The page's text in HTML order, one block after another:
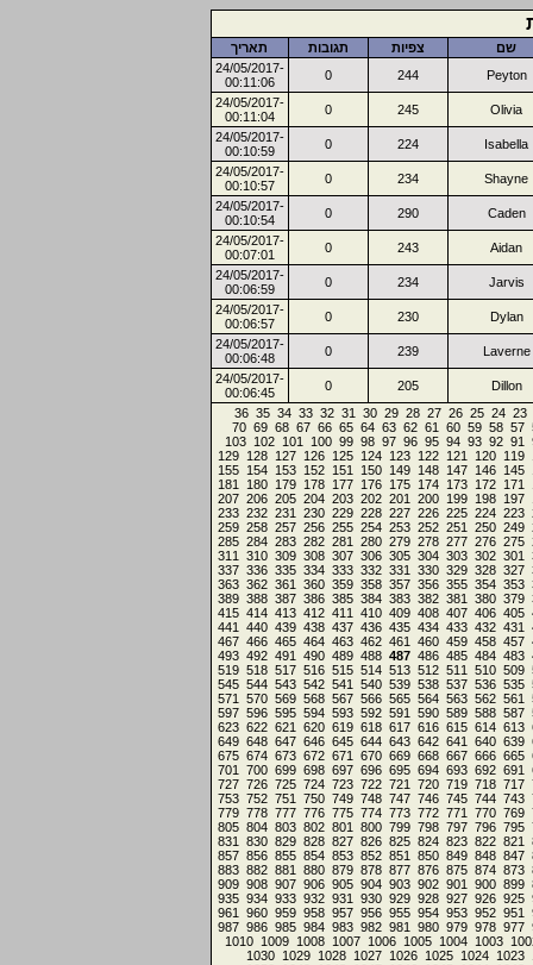
שם צפיות תגובות
תאריך
Peyton
244
0
24/05/2017-
00:11:06
Olivia
245
0
24/05/2017-
00:11:04
Isabella
224
0
24/05/2017-
00:10:59
Shayne
234
0
24/05/2017-
00:10:57
Caden
290
0
24/05/2017-
00:10:54
Aidan
243
0
24/05/2017-
00:07:01
Jarvis
234
0
24/05/2017-
00:06:59
Dylan
230
0
24/05/2017-
00:06:57
Laverne
239
0
24/05/2017-
00:06:48
Dillon
205
0
24/05/2017-
00:06:45
23
24
25
26
27
28
29
30
31
32
33
34
35
36
57
58
59
60
61
62
63
64
65
66
67
68
69
70
91
92
93
94
95
96
97
98
99
100
101
102
103
119
120
121
122
123
124
125
126
127
128
129
145
146
147
148
149
150
151
152
153
154
155
171
172
173
174
175
176
177
178
179
180
181
197
198
199
200
201
202
203
204
205
206
207
223
224
225
226
227
228
229
230
231
232
233
249
250
251
252
253
254
255
256
257
258
259
275
276
277
278
279
280
281
282
283
284
285
301
302
303
304
305
306
307
308
309
310
311
327
328
329
330
331
332
333
334
335
336
337
353
354
355
356
357
358
359
360
361
362
363
379
380
381
382
383
384
385
386
387
388
389
405
406
407
408
409
410
411
412
413
414
415
431
432
433
434
435
436
437
438
439
440
441
457
458
459
460
461
462
463
464
465
466
467
483
484
485
486
487
488
489
490
491
492
493
509
510
511
512
513
514
515
516
517
518
519
535
536
537
538
539
540
541
542
543
544
545
561
562
563
564
565
566
567
568
569
570
571
587
588
589
590
591
592
593
594
595
596
597
613
614
615
616
617
618
619
620
621
622
623
639
640
641
642
643
644
645
646
647
648
649
665
666
667
668
669
670
671
672
673
674
675
691
692
693
694
695
696
697
698
699
700
701
717
718
719
720
721
722
723
724
725
726
727
743
744
745
746
747
748
749
750
751
752
753
769
770
771
772
773
774
775
776
777
778
779
795
796
797
798
799
800
801
802
803
804
805
821
822
823
824
825
826
827
828
829
830
831
847
848
849
850
851
852
853
854
855
856
857
873
874
875
876
877
878
879
880
881
882
883
899
900
901
902
903
904
905
906
907
908
909
925
926
927
928
929
930
931
932
933
934
935
951
952
953
954
955
956
957
958
959
960
961
977
978
979
980
981
982
983
984
985
986
987
1003
1004
1005
1006
1007
1008
1009
1010
1023
1024
1025
1026
1027
1028
1029
1030